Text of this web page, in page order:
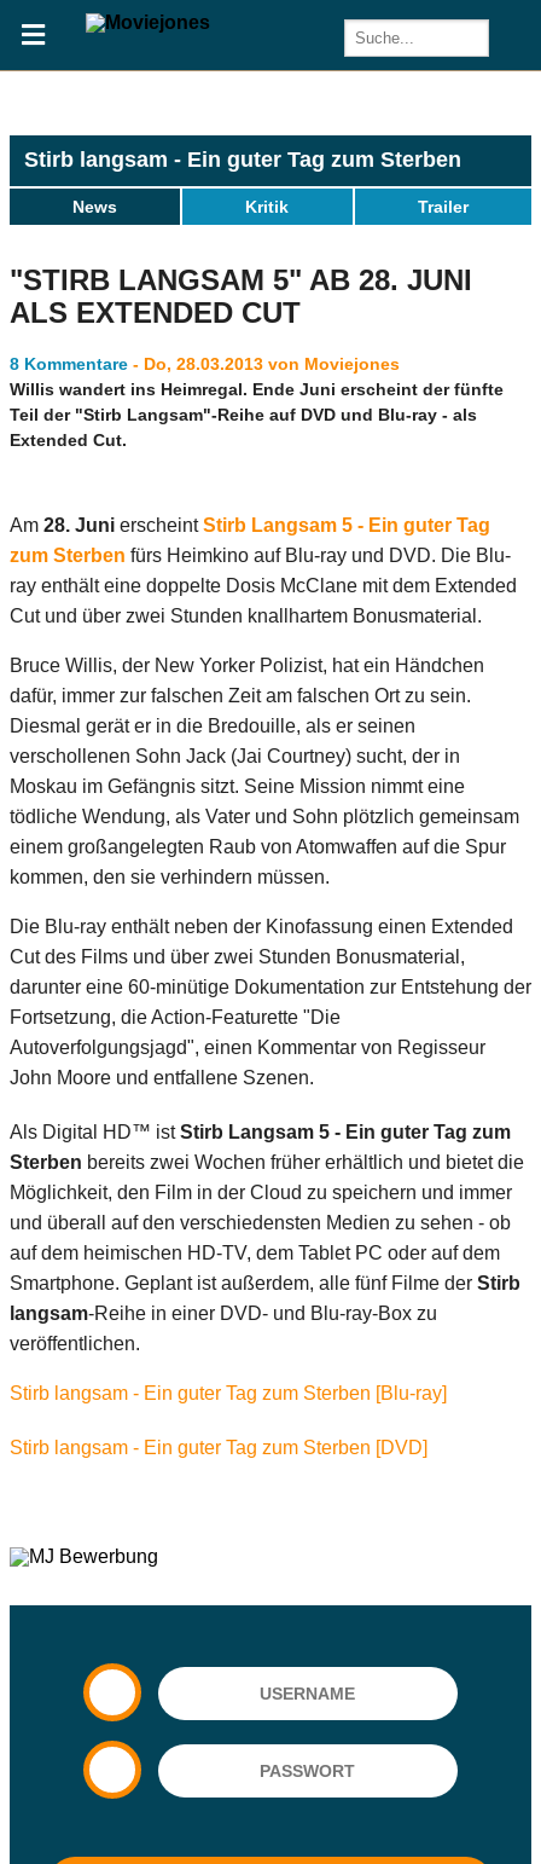
Stirb langsam - Ein guter Tag zum Sterben
News Kritik Trailer
"STIRB LANGSAM 5" AB 28. JUNI
ALS EXTENDED CUT
8 Kommentare - Do, 28.03.2013 von Moviejones
Willis wandert ins Heimregal. Ende Juni erscheint der fünfte
Teil der "Stirb Langsam"-Reihe auf DVD und Blu-ray - als
Extended Cut.
Am 28. Juni erscheintStirb Langsam 5 - Ein guter Tag
zum Sterben fürs Heimkino auf Blu-ray und DVD. Die Blu-
ray enthält eine doppelte Dosis McClane mit dem Extended
Cut und über zwei Stunden knallhartem Bonusmaterial.
Bruce Willis, der New Yorker Polizist, hat ein Händchen
dafür, immer zur falschen Zeit am falschen Ort zu sein.
Diesmal gerät er in die Bredouille, als er seinen
verschollenen Sohn Jack (Jai Courtney) sucht, der in
Moskau im Gefängnis sitzt. Seine Mission nimmt eine
tödliche Wendung, als Vater und Sohn plötzlich gemeinsam
einem großangelegten Raub von Atomwaffen auf die Spur
kommen, den sie verhindern müssen.
Die Blu-ray enthält neben der Kinofassung einen Extended
Cut des Films und über zwei Stunden Bonusmaterial,
darunter eine 60-minütige Dokumentation zur Entstehung der
Fortsetzung, die Action-Featurette "Die
Autoverfolgungsjagd", einen Kommentar von Regisseur
John Moore und entfallene Szenen.
Als Digital HD™ istStirb Langsam 5 - Ein guter Tag zum
Sterben bereits zwei Wochen früher erhältlich und bietet die
Möglichkeit, den Film in der Cloud zu speichern und immer
und überall auf den verschiedensten Medien zu sehen - ob
auf dem heimischen HD-TV, dem Tablet PC oder auf dem
Smartphone. Geplant ist außerdem, alle fünf Filme der Stirb
langsam-Reihe in einer DVD- und Blu-ray-Box zu
veröffentlichen.
Stirb langsam - Ein guter Tag zum Sterben [Blu-ray]
Stirb langsam - Ein guter Tag zum Sterben [DVD]